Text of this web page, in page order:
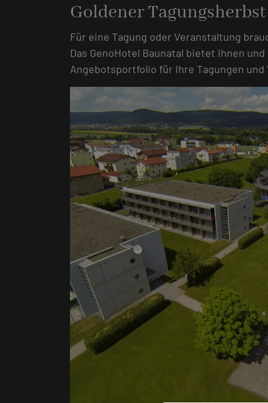
Goldener
Für eine Tagung oder Veranstaltung
Das GenoHotel Baunatal bietet Ihnen
Angebotsportfolio für Ihre Tagungen